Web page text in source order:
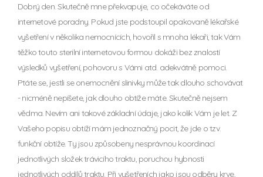
Dobrý den. Skutečně mne překvapuje, co očekáváte od
internetové poradny. Pokud jste podstoupil opakovaně lékařské
vyšetření v několika nemocnících, hovořil s mnoha lékaři, tak Vám
těžko touto sterilní internetovou formou dokáži bez znalostí
výsledků vyšetření, pohovoru s Vámi atd. adekvátně pomoci.
Ptáte se, jestli se onemocnění slinivky může tak dlouho schovávat
- nicméně nepíšete, jak dlouho obtíže máte. Skutečně nejsem
vědma. Nevím ani takové základní údaje, jako kolik Vám je let. Z
Vašeho popisu obtíží mám jednoznačný pocit, že jde o tzv.
funkční obtíže. Ty jsou způsobeny nesprávnou koordinací
jednotlivých složek trávicího traktu, poruchou hybnosti
jednotlivých oddílů traktu. Při vyšetřeních jako jsou odběry krve,